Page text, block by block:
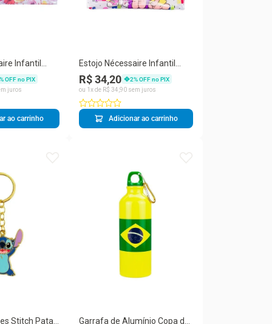
Infantil
de Neve
% OFF no PIX
juros
ao carrinho
Estojo Nécessaire Infantil
Taimes Turma da Mônica
Média 17x21cm em PVC
Transparente
R$ 34,20 2% OFF no PIX
ou 1 x de R$ 34 90sem juros
Adicionar ao carrinho
Stitch Patas
Garrafa de Alumínio Copa do